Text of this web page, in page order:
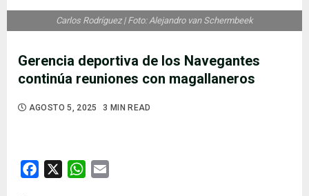
Gerencia deportiva de los Navegantes
continúa reuniones con magallaneros
AGOSTO 5, 2025 3 MIN READ
Carlos Rodríguez | Foto: Alejandro van Schermbeek
Facebook WhatsApp